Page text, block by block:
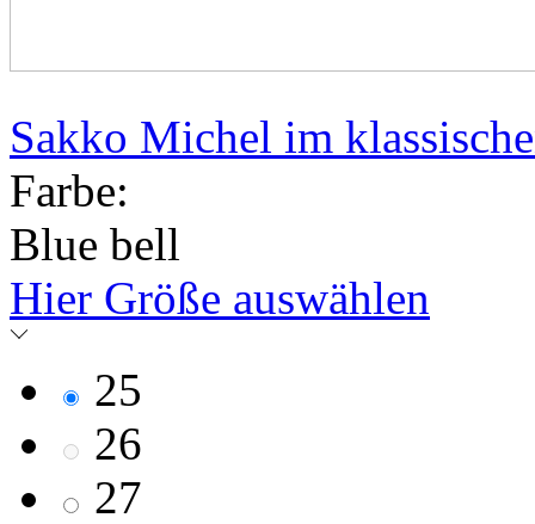
Sakko Michel im
Farbe:
Blue bell
Hier Größe auswählen
25
26
27